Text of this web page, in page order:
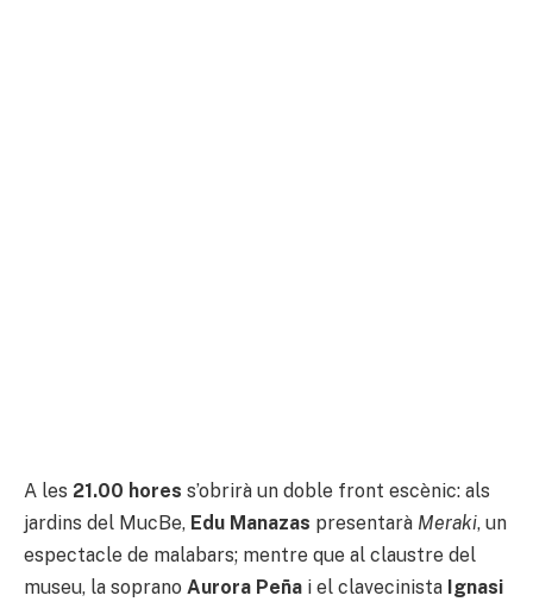
A les 21.00 hores s’obrirà un doble front escènic: als
jardins del MucBe, Edu Manazas presentarà Meraki, un
espectacle de malabars; mentre que al claustre del
museu, la soprano Aurora Peña i el clavecinista Ignasi